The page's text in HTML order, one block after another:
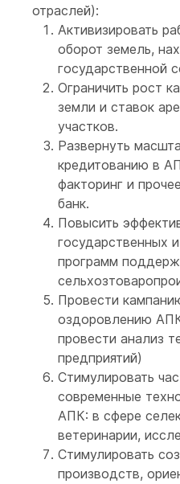
отраслей):
Активизировать
оборот земель,
государственной
Ограничить рост
земли и ставок
участков.
Развернуть
кредитованию в
факторинг и
банк.
Повысить
государственных
программ
Провести
оздоровлению
провести анализ
предприятий)
Стимулировать
современные
АПК: в сфере
ветеринарии,
Стимулировать
производств,